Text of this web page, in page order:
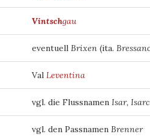
Vintschgau
eventuell Brixen (ita.
Val Leventina
vgl. die Flussnamen Isar,
vgl. den Passnamen Brenner